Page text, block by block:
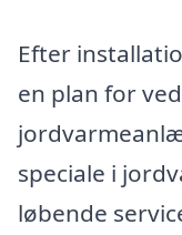
Efter
en plan for
speciale i
løbende